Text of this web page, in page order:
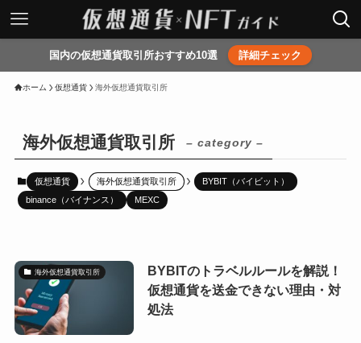
国内の仮想通貨取引所おすすめ10選 詳細チェック
ホーム 仮想通貨 海外仮想通貨取引所
海外仮想通貨取引所 – category –
仮想通貨 海外仮想通貨取引所
BYBIT（バイビット）
binance（バイナンス）
MEXC
海外仮想通貨取引所
BYBITのトラベルルールを解説！
仮想通貨を送金できない理由・対
処法